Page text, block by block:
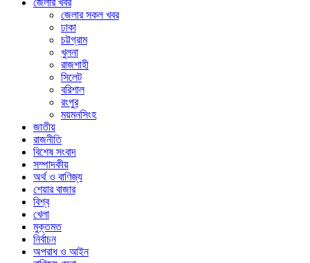
জেলার সকল খবর
ঢাকা
চট্টগ্রাম
খুলনা
রাজশাহী
সিলেট
বরিশাল
রংপুর
ময়মনসিংহ
জাতীয়
রাজনীতি
বিশেষ সংবাদ
সম্পাদকীয়
অর্থ ও বাণিজ্য
শেয়ার বাজার
বিশ্ব
খেলা
মুক্তমত
নির্বাচন
অপরাধ ও আইন